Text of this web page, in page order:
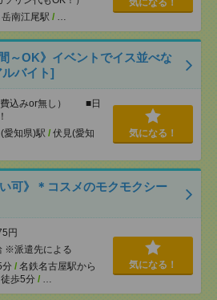
岳南江尾駅 / …
気になる！
～OK》イベントでイス並べな
バイト]
費込みor無し） ■日
愛知県)駅 / 伏見(愛知
気になる！
可》＊コスメのモクモクシー
円
※派遣先による
分 / 名鉄名古屋駅から
歩5分 / …
気になる！